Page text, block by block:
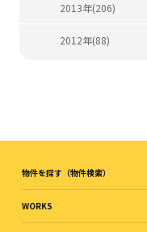
2013年(206)
2012年(88)
物件を探す（物件検索）
WORKS